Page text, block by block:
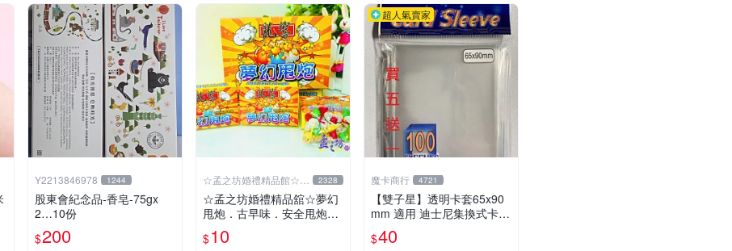
Y2213846978 1244
股東會紀念品-香皂-75gx
2…10份
$200
☆孟之坊婚禮精品館☆超
商取貨付款
2328
☆孟之坊婚禮精品舘☆夢幻
甩炮．古早味．安全甩炮．
盒裝甩炮 ．懷舊童玩 ．整
人玩具
$10
超人氣賣家
魔卡商行 4721
【雙子星】透明卡套65x90
mm 適用 迪士尼集換式卡牌
遊戲 Disney Lorcana Reign
of Jafar
$40